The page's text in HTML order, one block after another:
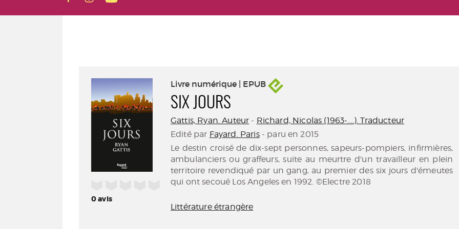
0avis
Livre numérique | EPUB
SIX JOURS
Gattis, Ryan. Auteur - Richard, Nicolas (1963-....). Traducteur
Edité par Fayard. Paris- paru en 2015
Le destin croisé de dix-sept personnes, sapeurs-pompiers, infirmières,
ambulanciers ou graffeurs, suite au meurtre d'un travailleur en plein
territoire revendiqué par un gang, au premier des six jours d'émeutes
qui ont secoué Los Angeles en 1992. ©Electre 2018
Littérature étrangère